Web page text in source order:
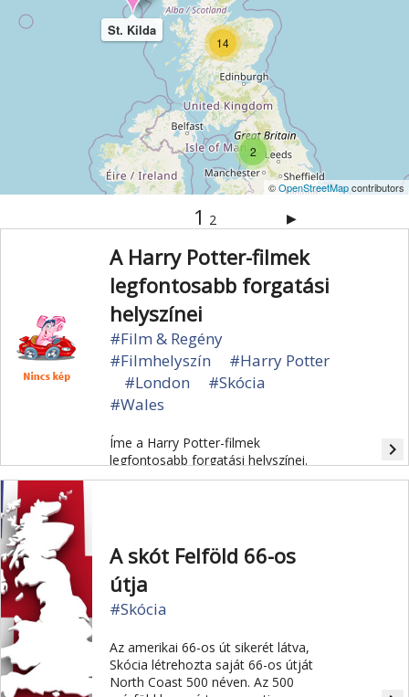
2
14
St. Kilda
©OpenStreetMapcontributors
1 2 ▶
A Harry Potter-filmek
legfontosabb forgatási
helyszínei
#Film & Regény
#Filmhelyszín
#Harry Potter
#London
#Skócia
#Wales
Íme a Harry Potter-filmek
legfontosabb forgatási helyszínei.
navigate_next
A skót Felföld 66-os
útja
#Skócia
Az amerikai 66-os út sikerét látva,
Skócia létrehozta saját 66-os útját
North Coast 500 néven. Az 500